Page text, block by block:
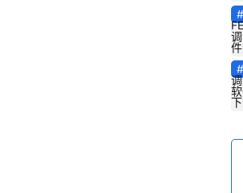
件